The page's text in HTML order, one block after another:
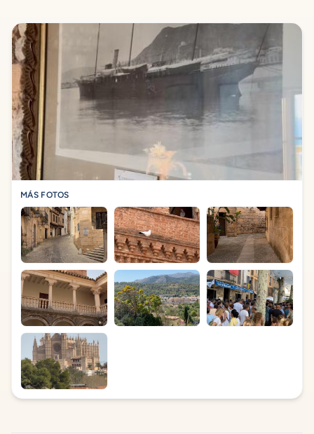
MÁS FOTOS